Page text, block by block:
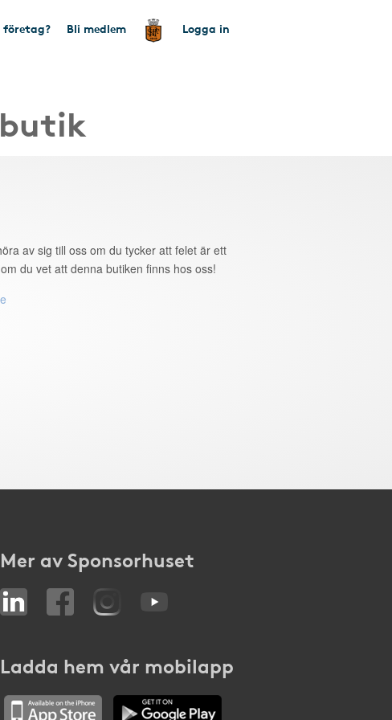
företag? Bli medlem Logga in
av sig till oss om du tycker att felet är ett
du vet att denna butiken finns hos oss!
Mer av Sponsorhuset
Ladda hem vår mobilapp